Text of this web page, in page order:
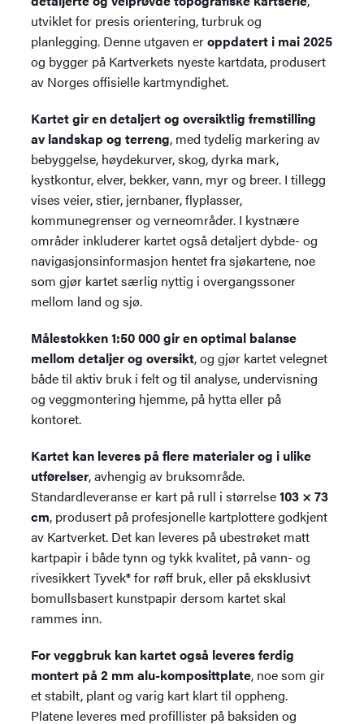
utviklet for presis orientering, turbruk og
planlegging. Denne utgaven eroppdatert i mai 2025
og bygger på Kartverkets nyeste kartdata, produsert
av Norges offisielle kartmyndighet.
Kartet gir en detaljert og oversiktlig fremstilling
av landskap og terreng, med tydelig markering av
bebyggelse, høydekurver, skog, dyrka mark,
kystkontur, elver, bekker, vann, myr og breer. I tillegg
vises veier, stier, jernbaner, flyplasser,
kommunegrenser og verneområder. I kystnære
områder inkluderer kartet også detaljert dybde- og
navigasjonsinformasjon hentet fra sjøkartene, noe
som gjør kartet særlig nyttig i overgangssoner
mellom land og sjø.
Målestokken 1:50 000 gir en optimal balanse
mellom detaljer og oversikt, og gjør kartet velegnet
både til aktiv bruk i felt og til analyse, undervisning
og veggmontering hjemme, på hytta eller på
kontoret.
Kartet kan leveres på flere materialer og i ulike
utførelser, avhengig av bruksområde.
Standardleveranse er kart på rull i størrelse103 × 73
cm, produsert på profesjonelle kartplottere godkjent
av Kartverket. Det kan leveres på ubestrøket matt
kartpapir i både tynn og tykk kvalitet, på vann- og
rivesikkert Tyvek® for røff bruk, eller på eksklusivt
bomullsbasert kunstpapir dersom kartet skal
rammes inn.
For veggbruk kan kartet også leveres ferdig
montert på 2 mm alu-komposittplate, noe som gir
et stabilt, plant og varig kart klart til oppheng.
Platene leveres med profillister på baksiden og